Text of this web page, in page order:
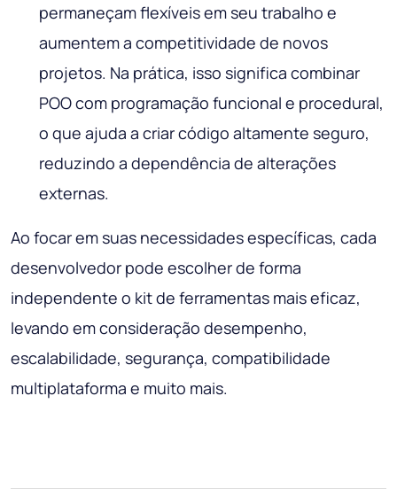
permaneçam flexíveis em seu trabalho e
aumentem a competitividade de novos
projetos. Na prática, isso significa combinar
POO com programação funcional e procedural,
o que ajuda a criar código altamente seguro,
reduzindo a dependência de alterações
externas.
Ao focar em suas necessidades específicas, cada
desenvolvedor pode escolher de forma
independente o kit de ferramentas mais eficaz,
levando em consideração desempenho,
escalabilidade, segurança, compatibilidade
multiplataforma e muito mais.